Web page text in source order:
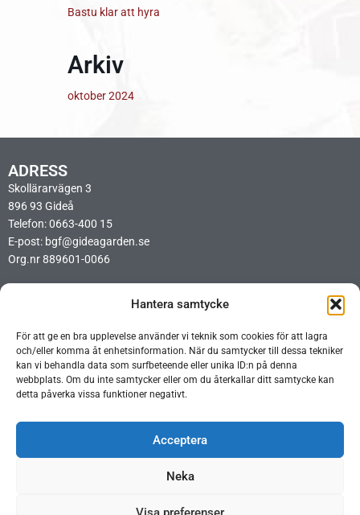
Hantera samtycke
För att ge en bra upplevelse använder vi teknik som cookies för att lagra
och/eller komma åt enhetsinformation. När du samtycker till dessa tekniker
kan vi behandla data som surfbeteende eller unika ID:n på denna
webbplats. Om du inte samtycker eller om du återkallar ditt samtycke kan
detta påverka vissa funktioner negativt.
Acceptera
Neka
Bastu klar att hyra
Arkiv
oktober 2024
ADRESS
Skollärarvägen 3
896 93 Gideå
Telefon: 0663-400 15
E-post: bgf@gideagarden.se
Org.nr 889601-0066
Ideellt arbetsschema BIO
Ideellt arbetsschema Opera